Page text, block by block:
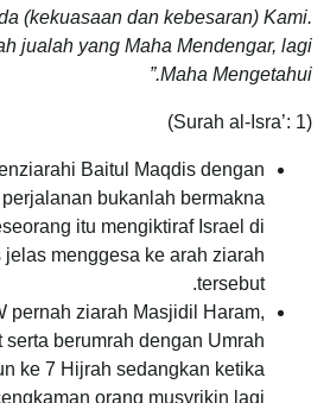
(kekuasaan dan kebesaran) Kami.
jualah yang Maha Mendengar, lagi
Maha Mengetahui.”
(Surah al-Isra’:
1)
Baitul Maqdis dengan
bukanlah bermakna
itu mengiktiraf Israel di
jelas menggesa ke arah ziarah
tersebut.
pernah ziarah Masjidil Haram,
serta berumrah dengan Umrah
ke 7 Hijrah sedangkan ketika
orang musyrikin lagi.